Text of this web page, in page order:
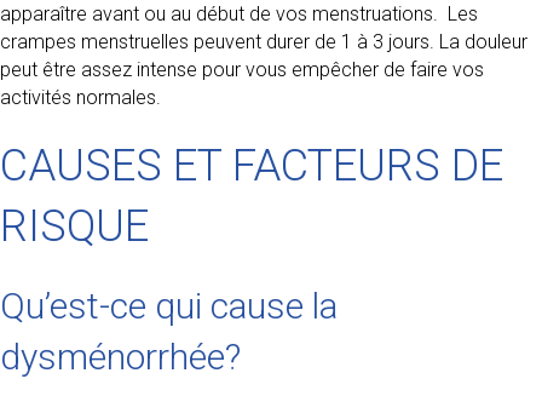
apparaître avant ou au début de vos menstruations. Les
crampes menstruelles peuvent durer de 1 à 3 jours. La douleur
peut être assez intense pour vous empêcher de faire vos
activités normales.
CAUSES ET FACTEURS DE
RISQUE
Qu’est-ce qui cause la
dysménorrhée?